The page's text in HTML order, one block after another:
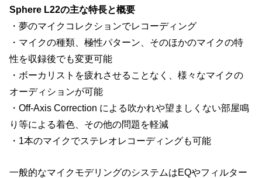
Sphere L22の主な特長と概要
・夢のマイクコレクションでレコーディング
・マイクの種類、極性パターン、そのほかのマイクの特
性を収録後でも変更可能
・ボーカリストを疲れさせることなく、様々なマイクの
オーディションが可能
・Off-Axis Correction による吹かれや望ましくない部屋鳴
り等による着色、その他の問題を軽減
・1本のマイクでステレオレコーディングも可能
一般的なマイクモデリングのシステムはEQやフィルター